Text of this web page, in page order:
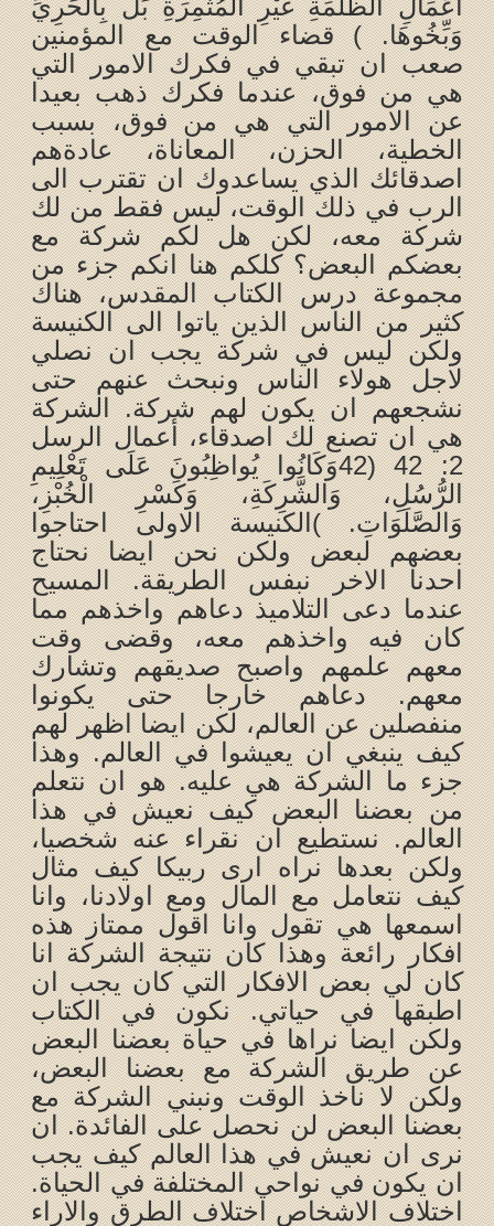
أَعْمَالِ الظُّلْمَةِ غَيْرِ الْمُثْمِرَةِ بَلْ بِالْحَرِيِّ
وَبِّخُوهَا. ) قضاء الوقت مع المؤمنين
صعب ان تبقي في فكرك الامور التي
هي من فوق، عندما فكرك ذهب بعيدا
عن الامور التي هي من فوق، بسبب
الخطية، الحزن، المعاناة، عادةهم
اصدقائك الذي يساعدوك ان تقترب الى
الرب في ذلك الوقت، ليس فقط من لك
شركة معه، لكن هل لكم شركة مع
بعضكم البعض؟ كلكم هنا انكم جزء من
مجموعة درس الكتاب المقدس، هناك
كثير من الناس الذين ياتوا الى الكنيسة
ولكن ليس في شركة يجب ان نصلي
لاجل هولاء الناس ونبحث عنهم حتى
نشجعهم ان يكون لهم شركة. الشركة
هي ان تصنع لك اصدقاء، أعمال الرسل
2: 42 (42وَكَانُوا يُواظِبُونَ عَلَى تَعْلِيمِ
الرُّسُلِ، وَالشَّرِكَةِ، وَكَسْرِ الْخُبْزِ،
وَالصَّلَوَاتِ. )الكنيسة الاولى احتاجوا
بعضهم لبعض ولكن نحن ايضا نحتاج
احدنا الاخر نبفس الطريقة. المسيح
عندما دعى التلاميذ دعاهم واخذهم مما
كان فيه واخذهم معه، وقضى وقت
معهم علمهم واصبح صديقهم وتشارك
معهم. دعاهم خارجا حتى يكونوا
منفصلين عن العالم، لكن ايضا اظهر لهم
كيف ينبغي ان يعيشوا في العالم. وهذا
جزء ما الشركة هي عليه. هو ان نتعلم
من بعضنا البعض كيف نعيش في هذا
العالم. نستطيع ان نقراء عنه شخصيا،
ولكن بعدها نراه ارى ربيكا كيف مثال
كيف نتعامل مع المال ومع اولادنا، وانا
اسمعها هي تقول وانا اقول ممتاز هذه
افكار رائعة وهذا كان نتيجة الشركة انا
كان لي بعض الافكار التي كان يجب ان
اطبقها في حياتي. نكون في الكتاب
ولكن ايضا نراها في حياة بعضنا البعض
عن طريق الشركة مع بعضنا البعض،
ولكن لا ناخذ الوقت ونبني الشركة مع
بعضنا البعض لن نحصل على الفائدة. ان
نرى ان نعيش في هذا العالم كيف يجب
ان يكون في نواحي المختلفة في الحياة.
اختلاف الاشخاص اختلاف الطرق والاراء